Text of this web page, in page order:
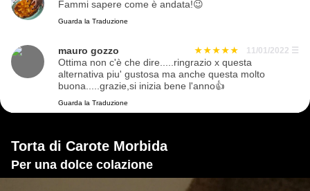
Fammi sapere come è andata!😉
Guarda la Traduzione
mauro gozzo 11/01/2022 ☰
Ottima non c'è che dire.....ringrazio x questa
alternativa piu' gustosa ma anche questa molto
buona.....grazie,si inizia bene l'anno👍
Guarda la Traduzione
Torta di Carote Morbida
Per una dolce colazione